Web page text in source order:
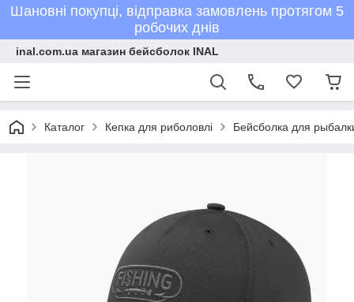
Шановні покупці, відправка замовлень протягом 5
робочих днів
inal.com.ua магазин бейсболок INAL
Каталог Кепка для риболовлі Бейсболка для